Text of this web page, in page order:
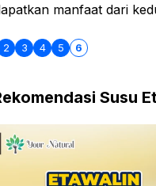
manfaat dari
2 3 4 5 6
Susu